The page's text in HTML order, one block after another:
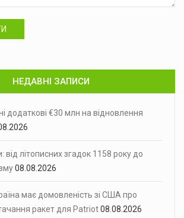
НЕДАВНІ ЗАПИСИ
додаткові €30 млн на відновлення
від літописних згадок 1158 року до
08.08.2026
має домовленість зі США про
ракет для Patriot08.08.2026